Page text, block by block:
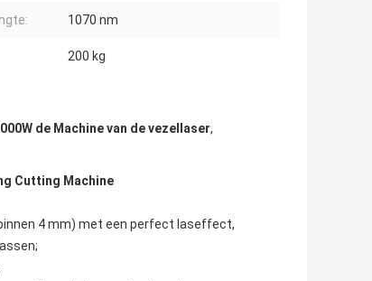
1070 nm
200 kg
de Machine van de vezellaser,
Cutting Machine
4 mm) met een perfect laseffect,